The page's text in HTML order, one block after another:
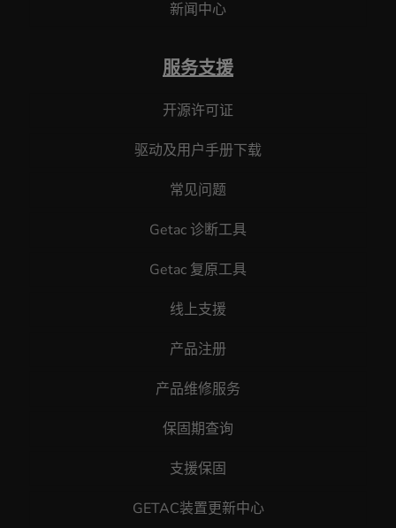
新闻中心
服务支援
开源许可证
驱动及用户手册下载
常见问题
Getac 诊断工具
Getac 复原工具
线上支援
产品注册
产品维修服务
保固期查询
支援保固
GETAC装置更新中心